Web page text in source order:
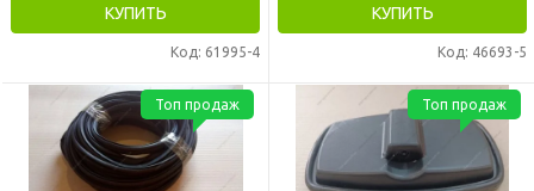
КУПИТЬ
Код: 61995-4
КУПИТЬ
Код: 46693-5
Топ продаж Топ продаж